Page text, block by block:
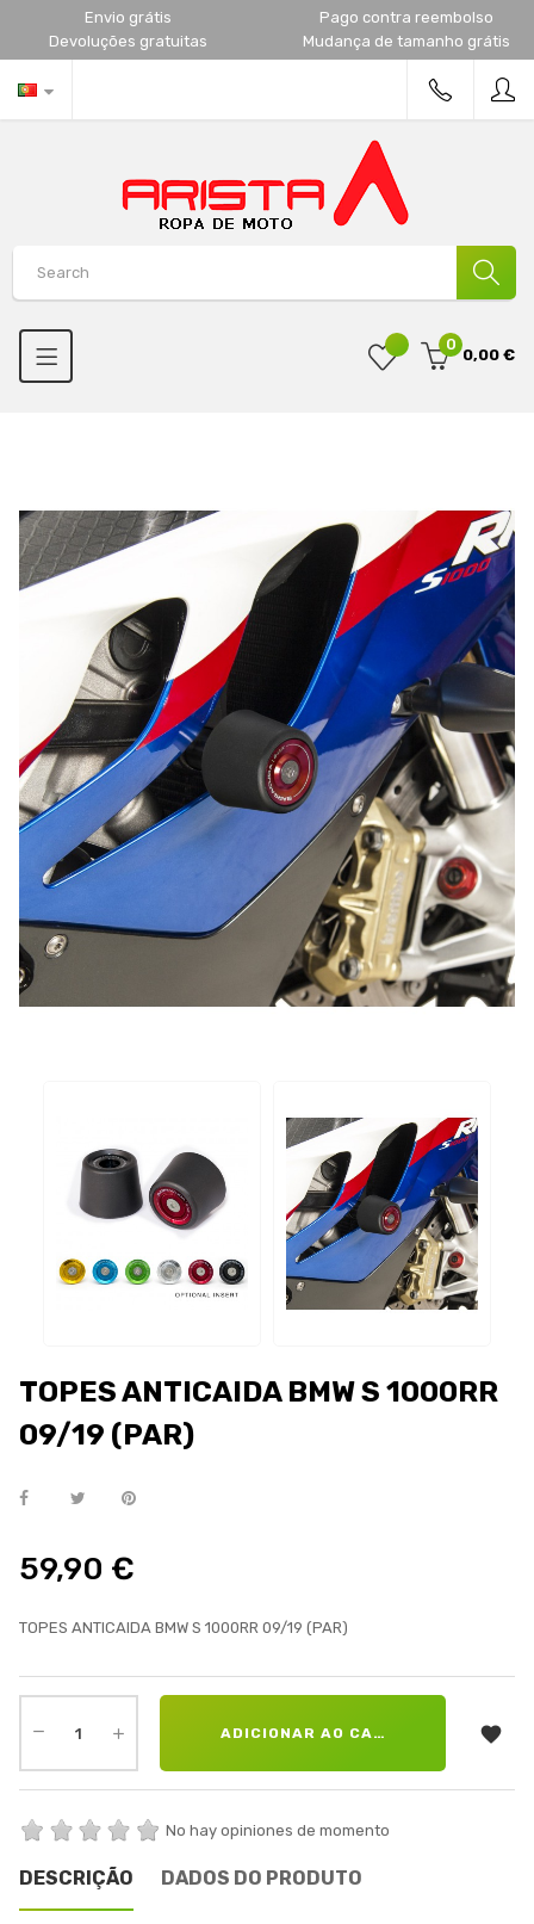
Envio grátis
Pago contra reembolso
Devoluções gratuitas
Mudança de tamanho grátis
0
0,00 €
TOPES ANTICAIDA BMW S 1000RR
09/19 (PAR)
59,90 €
TOPES ANTICAIDA BMW S 1000RR 09/19 (PAR)
ADICIONAR AO CARRINHO 
No hay opiniones de momento
DESCRIÇÃO DADOS DO PRODUTO